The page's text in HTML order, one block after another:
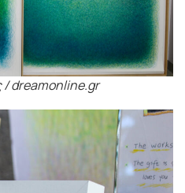
dreamonline.gr